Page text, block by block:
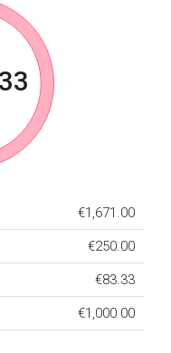
€1,671.00
€250.00
€83.33
€1,000.00